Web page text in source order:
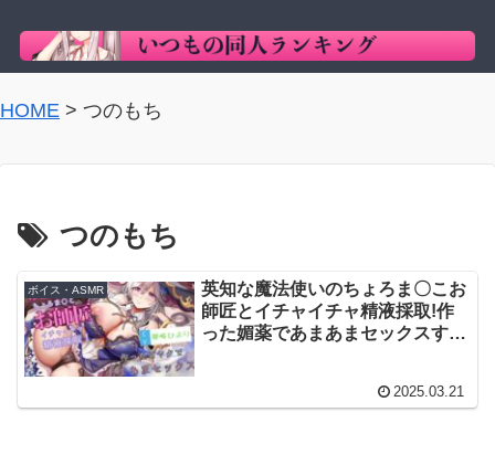
HOME > つのもち
つのもち
ボイス・ASMR
英知な魔法使いのちょろま〇こお
師匠とイチャイチャ精液採取!作
った媚薬であまあまセックスする
2025.03.21